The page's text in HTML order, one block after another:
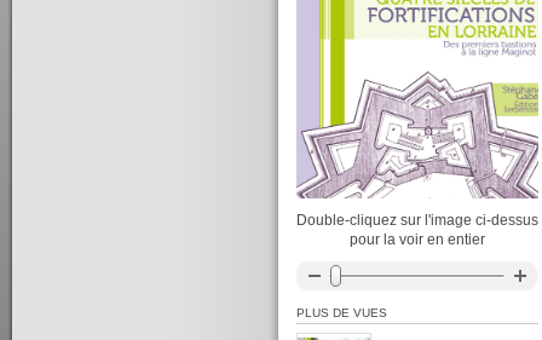
Double-cliquez sur l'image ci-dessus
pour la voir en entier
PLUS DE VUES